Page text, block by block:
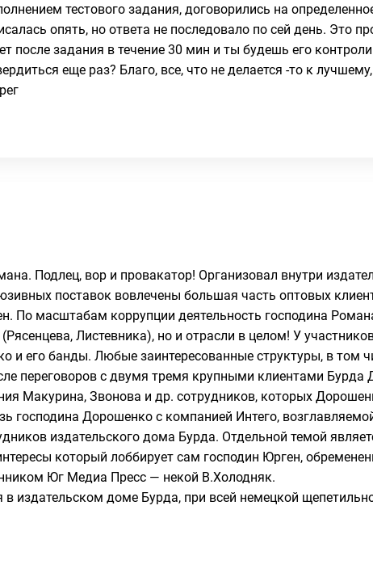
тестового задания, договорились на
опять, но ответа не последовало по сей день. Это
после задания в течение 30 мин и ты будешь его
еще раз? Благо, все, что не делается -то к
Подлец, вор и провакатор! Организовал внутри
поставок вовлечены большая часть оптовых
По масштабам коррупции деятельность господина
Листевника), но и отрасли в целом! У
и его банды. Любые заинтересованные структуры, в том
переговоров с двумя тремя крупными клиентами
Макурина, Звонова и др. сотрудников, которых
господина Дорошенко с компанией Интего,
издательского дома Бурда. Отдельной темой
который лоббирует сам господин Юрген,
Юг Медиа Пресс — некой В.Холодняк.
в издательском доме Бурда, при всей немецкой